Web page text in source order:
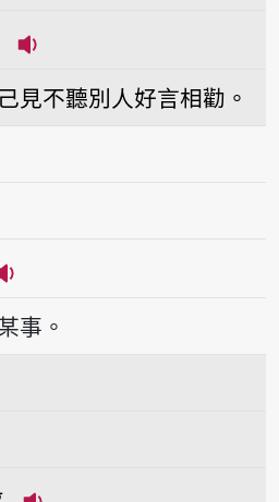
見不聽別人好言相勸。
播放音讀kiông ah
事。